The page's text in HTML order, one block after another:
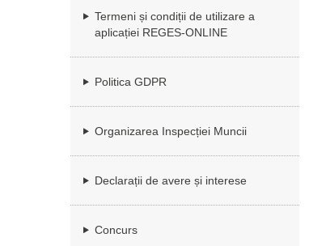
Termeni și condiții de utilizare a
aplicației REGES-ONLINE
Politica GDPR
Organizarea Inspecției Muncii
Declarații de avere și interese
Concurs